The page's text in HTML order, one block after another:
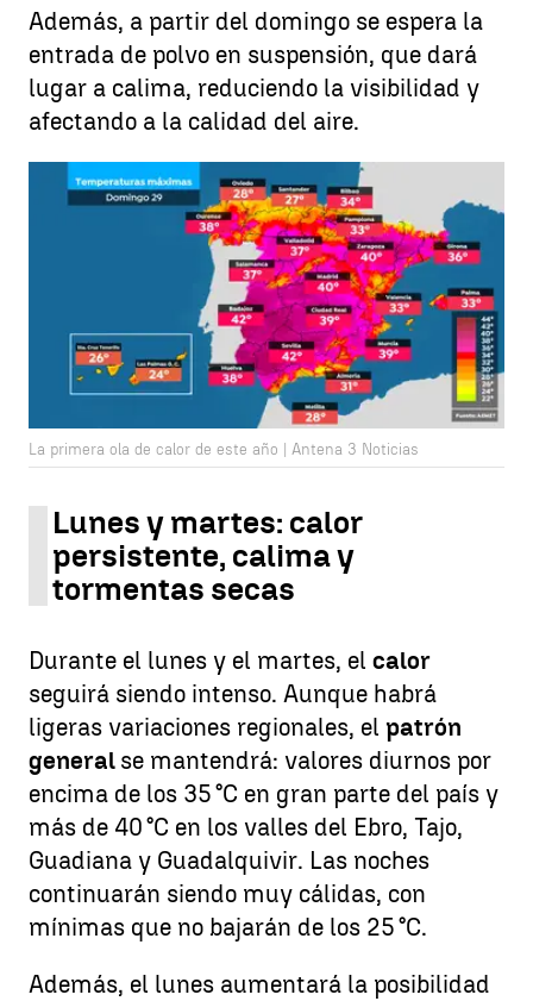
Además, a partir del domingo se espera la
entrada de polvo en suspensión, que dará
lugar a calima, reduciendo la visibilidad y
afectando a la calidad del aire.
La primera ola de calor de este año | Antena 3 Noticias
Lunes y martes: calor
persistente, calima y
tormentas secas
Durante el lunes y el martes, el calor
seguirá siendo intenso. Aunque habrá
ligeras variaciones regionales, el patrón
general se mantendrá: valores diurnos por
encima de los 35 °C en gran parte del país y
más de 40 °C en los valles del Ebro, Tajo,
Guadiana y Guadalquivir. Las noches
continuarán siendo muy cálidas, con
mínimas que no bajarán de los 25 °C.
Además, el lunes aumentará la posibilidad